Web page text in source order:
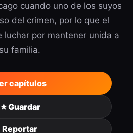
cuando uno de los suyos
del crimen, por lo que el
luchar por mantener unida a
su familia.
capítulos
★Guardar
Reportar